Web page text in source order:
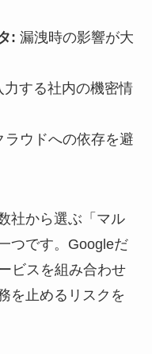
: 漏洩時の影響が大
力する社内の機密情
ラウドへの依存を避
社から選ぶ「マル
つです。Googleだ
ビスを組み合わせ
を止めるリスクを